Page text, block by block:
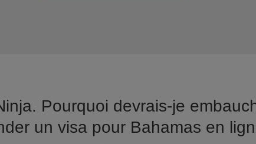
Pourquoi devrais-je
un visa pour Bahamas en